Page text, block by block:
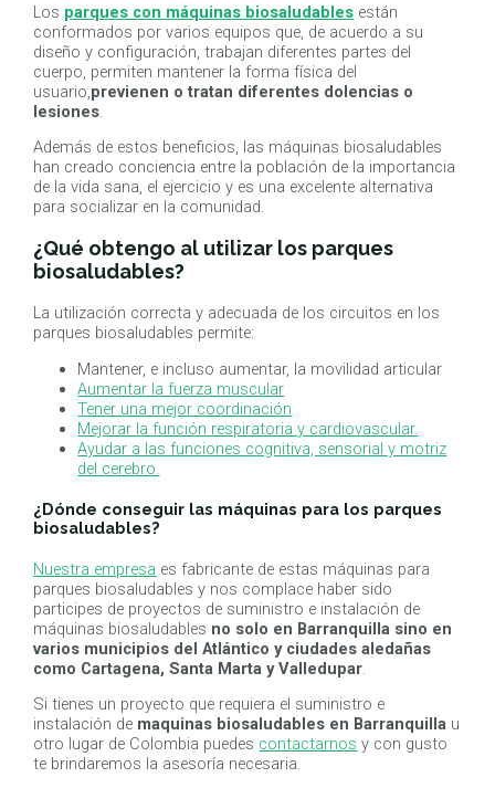
Los parques con máquinas biosaludables están
conformados por varios equipos que, de acuerdo a su
diseño y configuración, trabajan diferentes partes del
cuerpo, permiten mantener la forma física del
usuario,previenen o tratan diferentes dolencias o
lesiones.
Además de estos beneficios, las máquinas biosaludables
han creado conciencia entre la población de la importancia
de la vida sana, el ejercicio y es una excelente alternativa
para socializar en la comunidad.
¿Qué obtengo al utilizar los parques
biosaludables?
La utilización correcta y adecuada de los circuitos en los
parques biosaludables permite:
Mantener, e incluso aumentar, la movilidad articular
Aumentar la fuerza muscular
Tener una mejor coordinación
Mejorar la función respiratoria y cardiovascular.
Ayudar a las funciones cognitiva, sensorial y motriz
del cerebro.
¿Dónde conseguir las máquinas para los parques
biosaludables?
Nuestra empresa es fabricante de estas máquinas para
parques biosaludables y nos complace haber sido
participes de proyectos de suministro e instalación de
máquinas biosaludables no solo en Barranquilla sino en
varios municipios del Atlántico y ciudades aledañas
como Cartagena, Santa Marta y Valledupar.
Si tienes un proyecto que requiera el suministro e
instalación de maquinas biosaludables en Barranquilla u
otro lugar de Colombia puedes contactarnos y con gusto
te brindaremos la asesoría necesaria.